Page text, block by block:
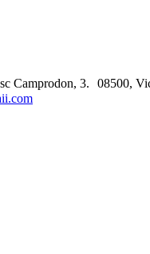
Camprodon, 3. 08500,